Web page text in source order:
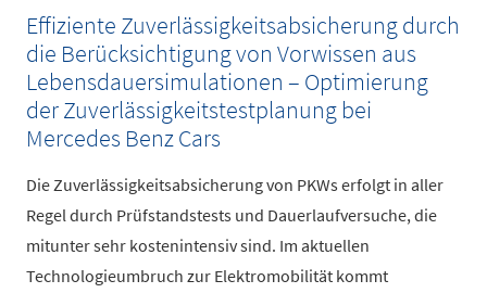
Effiziente Zuverlässigkeitsabsicherung durch
die Berücksichtigung von Vorwissen aus
Lebensdauersimulationen – Optimierung
der Zuverlässigkeitstestplanung bei
Mercedes Benz Cars
Die Zuverlässigkeitsabsicherung von PKWs erfolgt in aller
Regel durch Prüfstandstests und Dauerlaufversuche, die
mitunter sehr kostenintensiv sind. Im aktuellen
Technologieumbruch zur Elektromobilität kommt